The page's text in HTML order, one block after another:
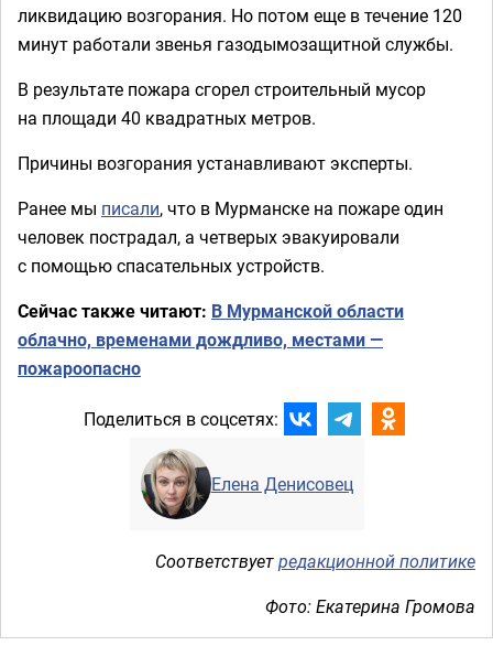
ликвидацию возгорания. Но потом еще в течение 120
минут работали звенья газодымозащитной службы.
В результате пожара сгорел строительный мусор
на площади 40 квадратных метров.
Причины возгорания устанавливают эксперты.
Ранее мы писали, что в Мурманске на пожаре один
человек пострадал, а четверых эвакуировали
с помощью спасательных устройств.
Сейчас также читают: В Мурманской области
облачно, временами дождливо, местами —
пожароопасно
Поделиться в соцсетях:
Елена Денисовец
Соответствуетредакционной политике
Фото: Екатерина Громова